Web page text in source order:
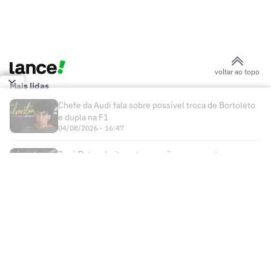
(08/08/2026)
Herói da Copa do Mundo decide trocar o
Barcelona pelo PSG
Bruno Guimarães é anunciado como
novo reforço do Arsenal